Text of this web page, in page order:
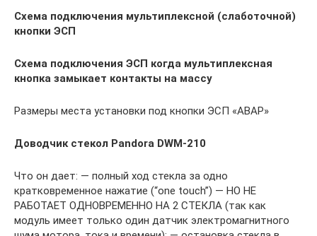
Схема подключения мультиплексной (слаботочной)
кнопки ЭСП
Схема подключения ЭСП когда мультиплексная
кнопка замыкает контакты на массу
Размеры места установки под кнопки ЭСП «АВАР»
Доводчик стекол Pandora DWM-210
Что он дает: — полный ход стекла за одно
кратковременное нажатие (“one touch”) — НО НЕ
РАБОТАЕТ ОДНОВРЕМЕННО НА 2 СТЕКЛА (так как
модуль имеет только один датчик электромагнитного